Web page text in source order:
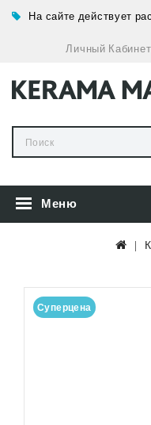
На сайте действует
Личный Кабинет
Меню
Суперцена